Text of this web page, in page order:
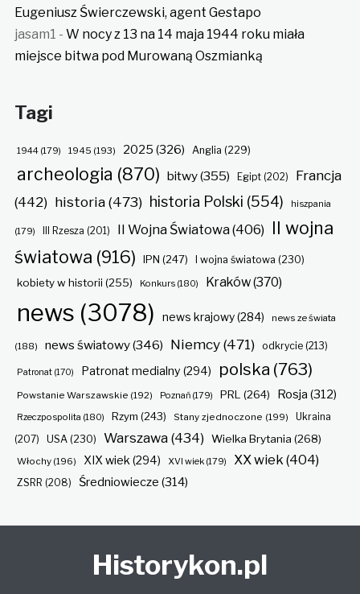
Eugeniusz Świerczewski, agent Gestapo
jasam1 - W nocy z 13 na 14 maja 1944 roku miała
miejsce bitwa pod Murowaną Oszmianką
Tagi
1944(179) 1945 (193) 2025 (326) Anglia (229)
archeologia (870) bitwy(355) Egipt(202)
Francja
(442) historia(473) historia Polski (554) hiszpania
(179) III Rzesza (201) II Wojna Światowa(406) II wojna
światowa (916) IPN (247) I wojna światowa (230)
kobiety w historii (255) Konkurs(180) Kraków(370)
news (3078) news krajowy(284) news ze świata
(188) news światowy(346) Niemcy(471) odkrycie(213)
Patronat(170) Patronat medialny (294) polska (763)
Powstanie Warszawskie (192) Poznań(179) PRL (264) Rosja (312)
Rzeczpospolita (180) Rzym (243) Stany zjednoczone (199)
Ukraina
(207)
USA(230) Warszawa(434) Wielka Brytania (268)
Włochy(196) XIX wiek (294) XVI wiek(179) XX wiek (404)
ZSRR (208) Średniowiecze (314)
Historykon.pl